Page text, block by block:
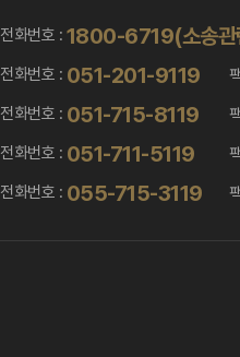
전화번호 : 1800-6719(소송관
전화번호 : 051-201-9119
전화번호 : 051-715-8119
전화번호 : 051-711-5119
전화번호 : 055-715-3119